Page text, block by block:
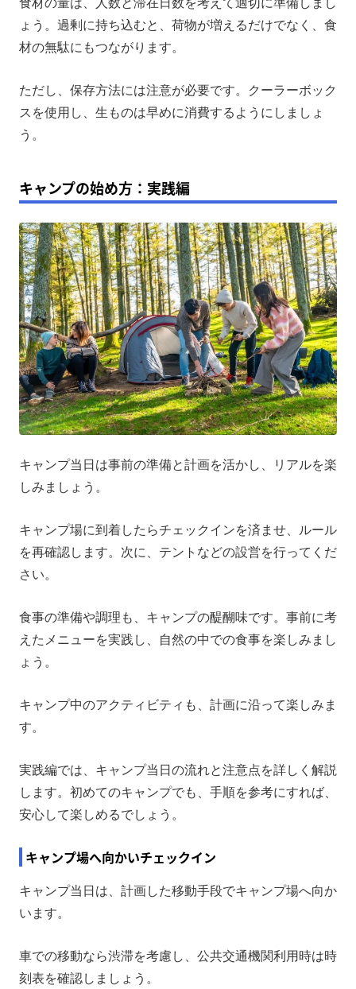
食材の量は、人数と滞在日数を考えて適切に準備しまし
ょう。過剰に持ち込むと、荷物が増えるだけでなく、食
材の無駄にもつながります。
ただし、保存方法には注意が必要です。クーラーボック
スを使用し、生ものは早めに消費するようにしましょ
う。
キャンプの始め方：実践編
キャンプ当日は事前の準備と計画を活かし、リアルを楽
しみましょう。
キャンプ場に到着したらチェックインを済ませ、ルール
を再確認します。次に、テントなどの設営を行ってくだ
さい。
食事の準備や調理も、キャンプの醍醐味です。事前に考
えたメニューを実践し、自然の中での食事を楽しみまし
ょう。
キャンプ中のアクティビティも、計画に沿って楽しみま
す。
実践編では、キャンプ当日の流れと注意点を詳しく解説
します。初めてのキャンプでも、手順を参考にすれば、
安心して楽しめるでしょう。
キャンプ場へ向かいチェックイン
キャンプ当日は、計画した移動手段でキャンプ場へ向か
います。
車での移動なら渋滞を考慮し、公共交通機関利用時は時
刻表を確認しましょう。